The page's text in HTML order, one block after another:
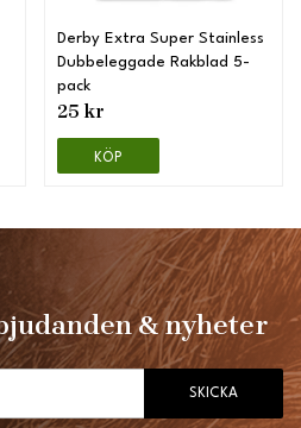
Derby Extra Super Stainless
Dubbeleggade Rakblad 5-
pack
25 kr
KÖP
& nyheter
SKICKA